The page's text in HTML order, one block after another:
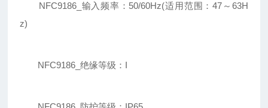
NFC9186_输入频率：50/60Hz(适用范围：47～63H
z)
NFC9186_绝缘等级：I